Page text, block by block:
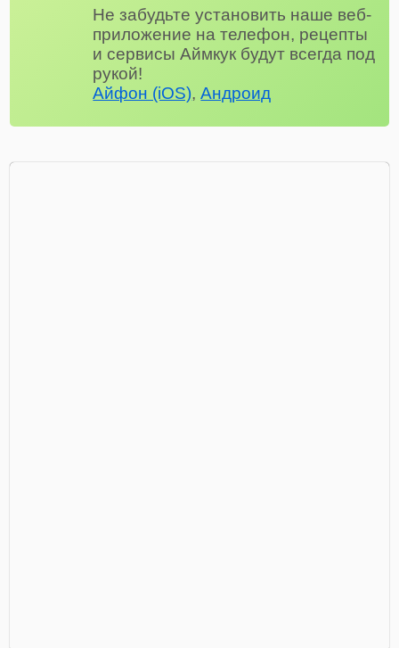
Не забудьте установить наше веб-
приложение на телефон, рецепты
и сервисы Аймкук будут всегда под
рукой!
Айфон (iOS),Андроид